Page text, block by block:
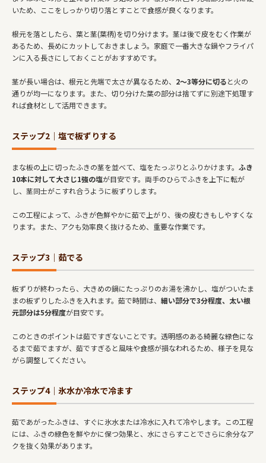
いため、ここをしっかり切り落とすことで食感が良くなります。
根元を落としたら、葉と茎(葉柄)を切り分けます。茎は後で皮をむく作業が
あるため、長めにカットしておきましょう。家庭で一番大きな鍋やフライパ
ンに入る長さにしておくことがおすすめです。
茎が長い場合は、根元と先端で太さが異なるため、 2～3等分に切ると火の
通りが均一になります。また、切り分けた葉の部分は捨てずに別途下処理す
れば食材として活用できます。
ステップ2｜塩で板ずりする
まな板の上に切ったふきの茎を並べて、塩をたっぷりとふりかけます。 ふき
10本に対して大さじ1強の塩が目安です。両手のひらでふきを上下に転が
し、茎同士がこすれ合うように板ずりします。
この工程によって、ふきが色鮮やかに茹で上がり、後の皮むきもしやすくな
ります。また、アクも効率良く抜けるため、重要な作業です。
ステップ3｜茹でる
板ずりが終わったら、大きめの鍋にたっぷりのお湯を沸かし、塩がついたま
まの板ずりしたふきを入れます。茹で時間は、 細い部分で3分程度、太い根
元部分は5分程度が目安です。
このときのポイントは茹ですぎないことです。透明感のある綺麗な緑色にな
るまで茹でますが、茹ですぎると風味や食感が損なわれるため、様子を見な
がら調整してください。
ステップ4｜氷水か冷水で冷ます
茹であがったふきは、すぐに氷水または冷水に入れて冷やします。この工程
には、ふきの緑色を鮮やかに保つ効果と、水にさらすことでさらに余分なア
クを抜く効果があります。